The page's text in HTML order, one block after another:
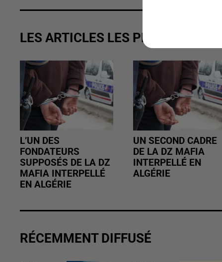
LES ARTICLES LES PLUS VUS
L’UN DES
FONDATEURS
SUPPOSÉS DE LA DZ
MAFIA INTERPELLÉ
EN ALGÉRIE
UN SECOND CADRE
DE LA DZ MAFIA
INTERPELLÉ EN
ALGÉRIE
RÉCEMMENT DIFFUSÉ